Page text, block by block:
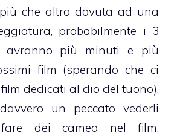
che altro dovuta ad una
probabilmente i 3
avranno più minuti e più
film (sperando che ci
dedicati al dio del tuono),
un peccato vederli
fare dei cameo nel film,